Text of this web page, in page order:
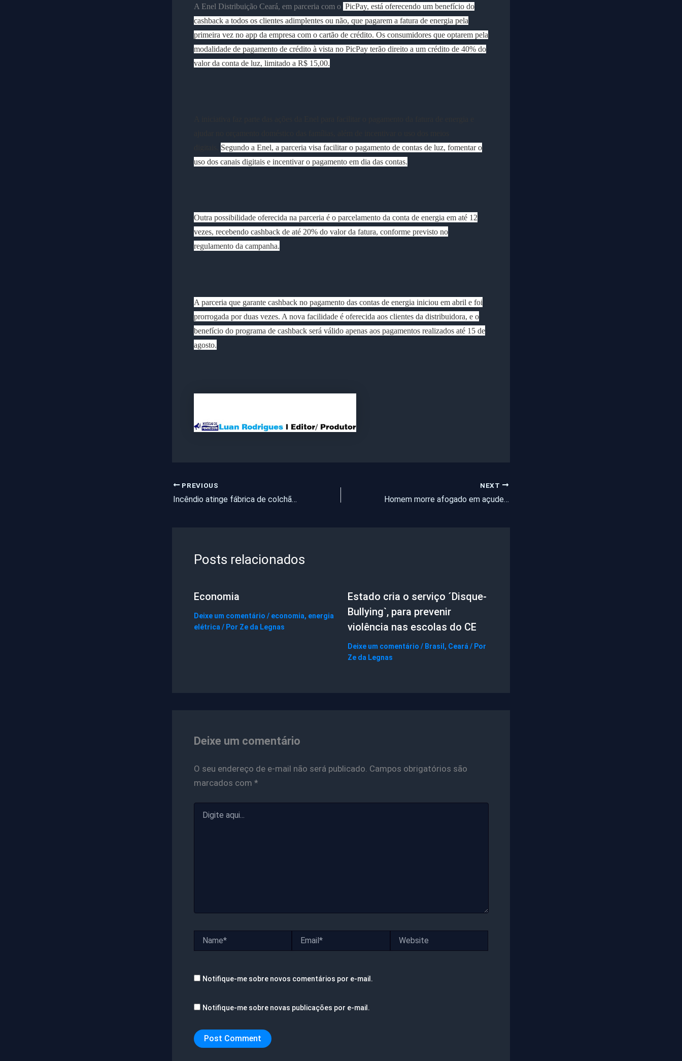
A Enel Distribuição Ceará, em parceria com o PicPay, está oferecendo um benefício do
cashback a todos os clientes adimplentes ou não, que pagarem a fatura de energia pela
primeira vez no app da empresa com o cartão de crédito. Os consumidores que optarem pela
modalidade de pagamento de crédito à vista no PicPay terão direito a um crédito de 40% do
valor da conta de luz, limitado a R$ 15,00.
Segundo a Enel, a parceria visa facilitar o pagamento de contas de luz, fomentar o
uso dos canais digitais e incentivar o pagamento em dia das contas.
Outra possibilidade oferecida na parceria é o parcelamento da conta de energia em até 12
vezes, recebendo cashback de até 20% do valor da fatura, conforme previsto no
regulamento da campanha.
A parceria que garante cashback no pagamento das contas de energia iniciou em abril e foi
prorrogada por duas vezes. A nova facilidade é oferecida aos clientes da distribuidora, e o
benefício do programa de cashback será válido apenas aos pagamentos realizados até 15 de
agosto.
PREVIOUS
Incêndio atinge fábrica de colchão em Caucaia, no Ceará
NEXT
Homem morre afogado em açude no interior do Ceará; vídeo
Posts relacionados
Economia
Deixe um comentário / economia, energia
elétrica / Por Ze da Legnas
Estado cria o serviço ´Disque-
Bullying`, para prevenir
violência nas escolas do CE
Deixe um comentário / Brasil , Ceará / Por
Ze da Legnas
Deixe um comentário
O seu endereço de e-mail não será publicado. Campos obrigatórios são
marcados com *
aqui...
Notifique-me sobre novos comentários por e-mail.
Notifique-me sobre novas publicações por e-mail.